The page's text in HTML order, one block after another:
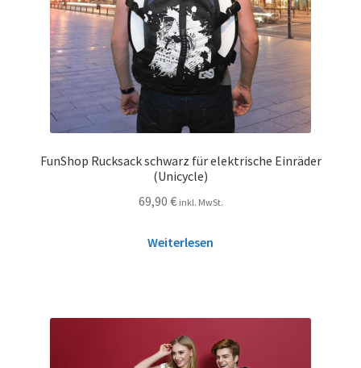
FunShop Rucksack schwarz für elektrische Einräder
(Unicycle)
69,90 € inkl. MwSt.
Weiterlesen